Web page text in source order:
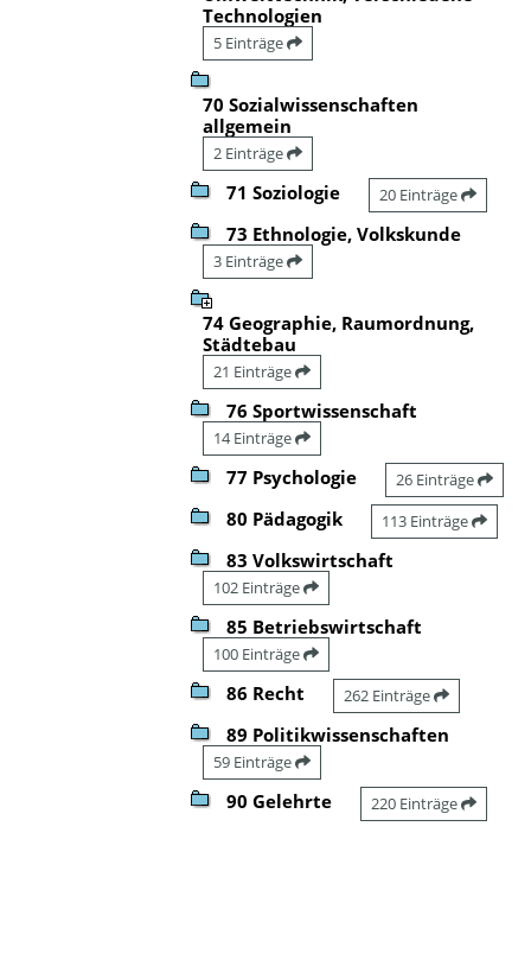
Technologien
5 Einträge
70 Sozialwissenschaften
allgemein
2 Einträge
71 Soziologie 20 Einträge
73 Ethnologie, Volkskunde
3 Einträge
74 Geographie, Raumordnung,
Städtebau
21 Einträge
76 Sportwissenschaft
14 Einträge
77 Psychologie 26 Einträge
80 Pädagogik 113 Einträge
83 Volkswirtschaft
102 Einträge
85 Betriebswirtschaft
100 Einträge
86 Recht 262 Einträge
89 Politikwissenschaften
59 Einträge
90 Gelehrte 220 Einträge